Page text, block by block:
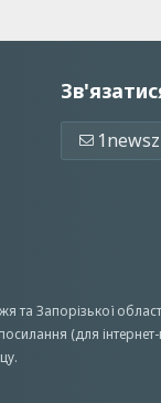
та Запорізької
(для